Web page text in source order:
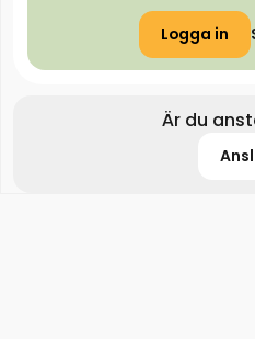
Logga in
Är du